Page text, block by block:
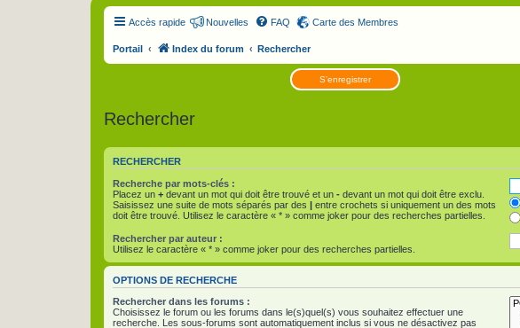
Accès rapide Nouvelles FAQ Carte des Membres
Portail Index du forum Rechercher
S’enregistrer
Rechercher
RECHERCHER
Recherche par mots-clés :
Placez un + devant un mot qui doit être trouvé et un - devant un mot qui doit être exclu.
Saisissez une suite de mots séparés par des | entre crochets si uniquement un des mots
doit être trouvé. Utilisez le caractère « * » comme joker pour des recherches partielles.
Rechercher par auteur :
Utilisez le caractère « * » comme joker pour des recherches partielles.
OPTIONS DE RECHERCHE
Rechercher dans les forums :
Choisissez le forum ou les forums dans le(s)quel(s) vous souhaitez effectuer une
recherche. Les sous-forums sont automatiquement inclus si vous ne désactivez pas